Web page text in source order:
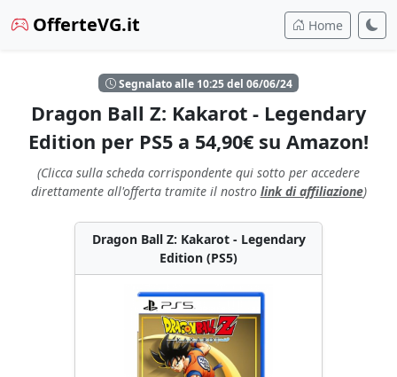
OfferteVG.it Home
Segnalato alle 10:25 del 06/06/24
Dragon Ball Z: Kakarot - Legendary
Edition per PS5 a 54,90€ su Amazon!
(Clicca sulla scheda corrispondente qui sotto per accedere
direttamente all'offerta tramite il nostro link di affiliazione)
Dragon Ball Z: Kakarot - Legendary
Edition (PS5)